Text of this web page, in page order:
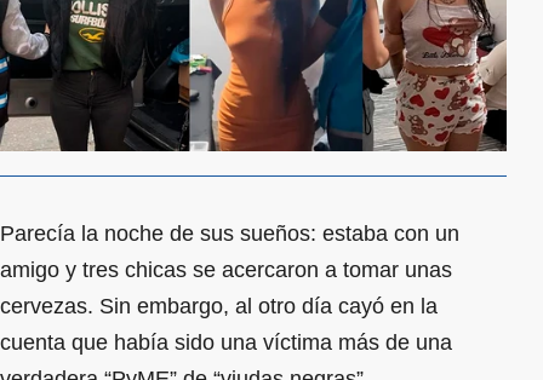
Parecía la noche de sus sueños: estaba con un
amigo y tres chicas se acercaron a tomar unas
cervezas. Sin embargo, al otro día cayó en la
cuenta que había sido una víctima más de una